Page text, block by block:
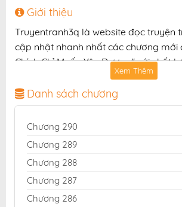
Giới thiệu
Truyentranh3q là website đọc truyện
cập nhật nhanh nhất các chương mới
Chính Chỉ Muốn Yêu Đương" với chất
sắc nét, bản dịch chuẩn và giao diện
đến trải nghiệm đọc truyện hấp dẫn,
toàn miễn phí cho độc giả yêu thích
online.
Xem Thêm
Danh sách chương
Chương 290
Chương 289
Chương 288
Chương 287
Chương 286